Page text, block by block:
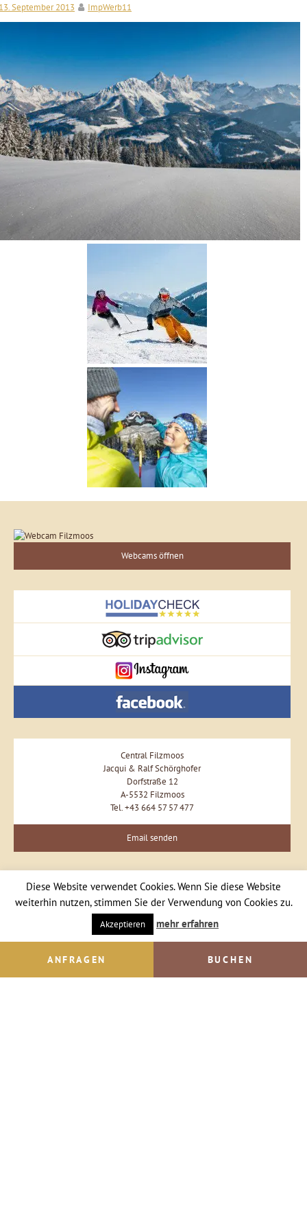
ANFRAGEN BUCHEN
September 2013 ImpWerb11
Webcams öffnen
Central Filzmoos
Jacqui & Ralf Schörghofer
Dorfstraße 12
A-5532 Filzmoos
Tel. +43 664 57 57 477
Email senden
Diese Website verwendet Cookies. Wenn Sie diese Website
weiterhin nutzen, stimmen Sie der Verwendung von Cookies zu.
Akzeptieren mehr erfahren